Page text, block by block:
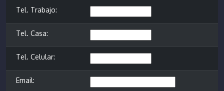
Tel. Trabajo:
Tel. Casa:
Tel. Celular:
Email: